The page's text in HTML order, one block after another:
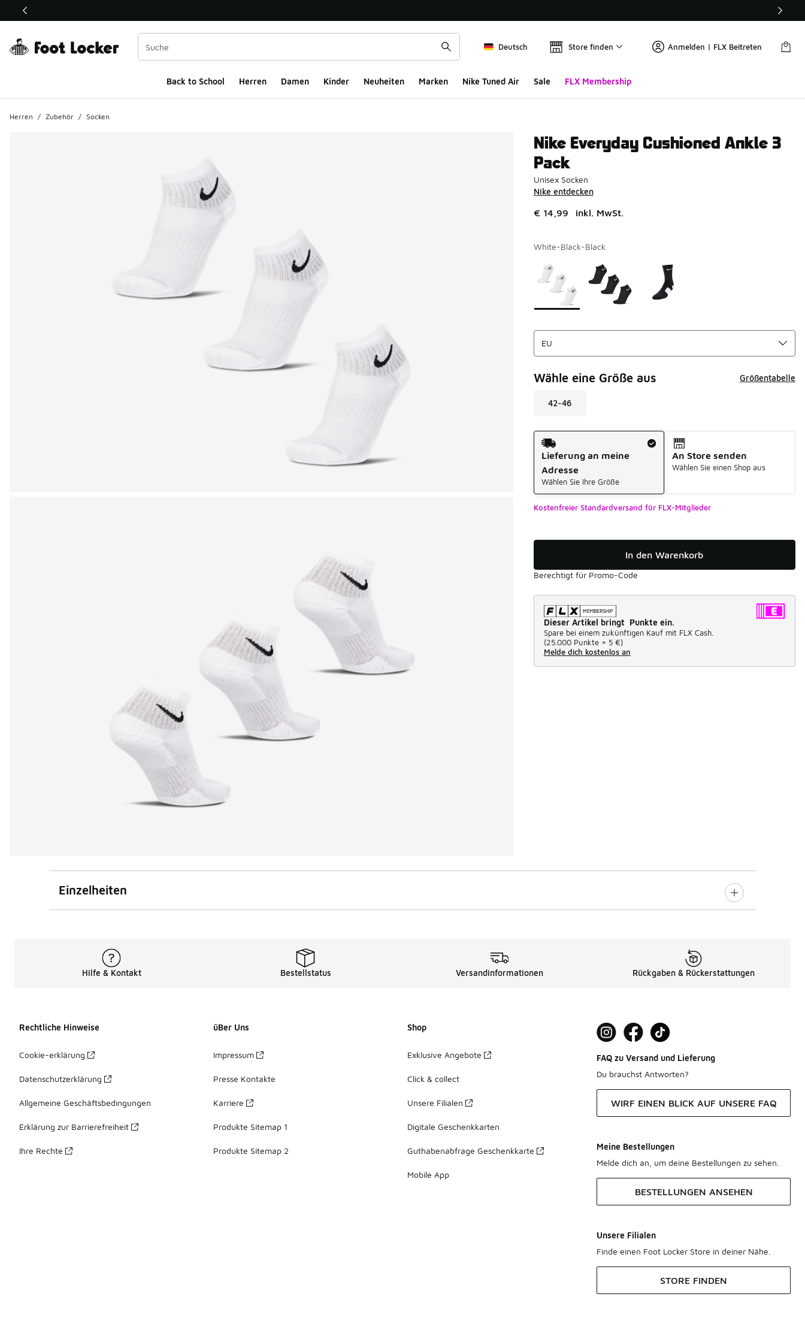
Dieser Link öffnet sich in einem neuen Fenster
Deutsch Store finden Anmelden | FLX Beitreten
Back to School Herren Damen Kinder Neuheiten Marken Nike Tuned Air Sale FLX Membership
Herren / Zubehör / Socken
Nike Everyday Cushioned Ankle 3
Pack
Unisex Socken
Nike entdecken
€ 14,99 inkl. MwSt.
White-Black-Black
Seite 1 von 1 zeigt die Farben 1 bis 3 von 3 an.
Bitte wählen Sie einen Stil aus*
Wähle eine Größe aus Größentabelle
42-46
Versandart
Lieferung an meine
Adresse
Wählen Sie Ihre Größe
An Store senden
Wählen Sie einen Shop aus
Kostenfreier Standardversand für FLX-Mitglieder
In den Warenkorb
Berechtigt für Promo-Code
Dieser Artikel bringt Punkte ein.
Spare bei einem zukünftigen Kauf mit FLX Cash.
(25.000 Punkte = 5 €)
Melde dich kostenlos an
Einzelheiten
Hilfe & Kontakt Bestellstatus Versandinformationen Rückgaben & Rückerstattungen
Rechtliche Hinweise
Cookie-erklärung
Datenschutzerklärung
Allgemeine Geschäftsbedingungen
Erklärung zur Barrierefreiheit
Ihre Rechte
üBer Uns
Impressum
Presse Kontakte
Karriere
Produkte Sitemap 1
Produkte Sitemap 2
Shop
Exklusive Angebote
Click & collect
Unsere Filialen
Digitale Geschenkkarten
Guthabenabfrage Geschenkkarte
Mobile App
FAQ zu Versand und Lieferung
Du brauchst Antworten?
WIRF EINEN BLICK AUF UNSERE FAQ
Meine Bestellungen
Melde dich an, um deine Bestellungen zu sehen.
BESTELLUNGEN ANSEHEN
Unsere Filialen
Finde einen Foot Locker Store in deiner Nähe.
STORE FINDEN